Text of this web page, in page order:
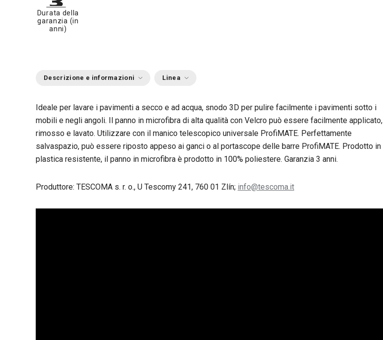
Durata della
garanzia (in
anni)
Descrizione e informazioni Linea
Ideale per lavare i pavimenti a secco e ad acqua, snodo 3D per pulire facilmente i pavimenti sotto i
mobili e negli angoli. Il panno in microfibra di alta qualità con Velcro può essere facilmente applicato,
rimosso e lavato. Utilizzare con il manico telescopico universale ProfiMATE. Perfettamente
salvaspazio, può essere riposto appeso ai ganci o al portascope delle barre ProfiMATE. Prodotto in
plastica resistente, il panno in microfibra è prodotto in 100% poliestere. Garanzia 3 anni.
Produttore: TESCOMA s. r. o., U Tescomy 241, 760 01 Zlín; info@tescoma.it